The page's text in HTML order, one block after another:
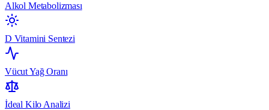
Alkol Metabolizması
D Vitamini Sentezi
Vücut Yağ Oranı
İdeal Kilo Analizi